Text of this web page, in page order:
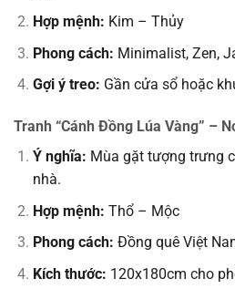
Hợp mệnh: Kim – Thủy
Phong cách: Minimalist, Zen,
Gợi ý treo: Gần cửa sổ hoặc
Tranh “Cánh Đồng Lúa Vàng” –
Ý nghĩa: Mùa gặt tượng trưng
nhà.
Hợp mệnh: Thổ – Mộc
Phong cách: Đồng quê Việt
Kích thước: 120x180cm cho